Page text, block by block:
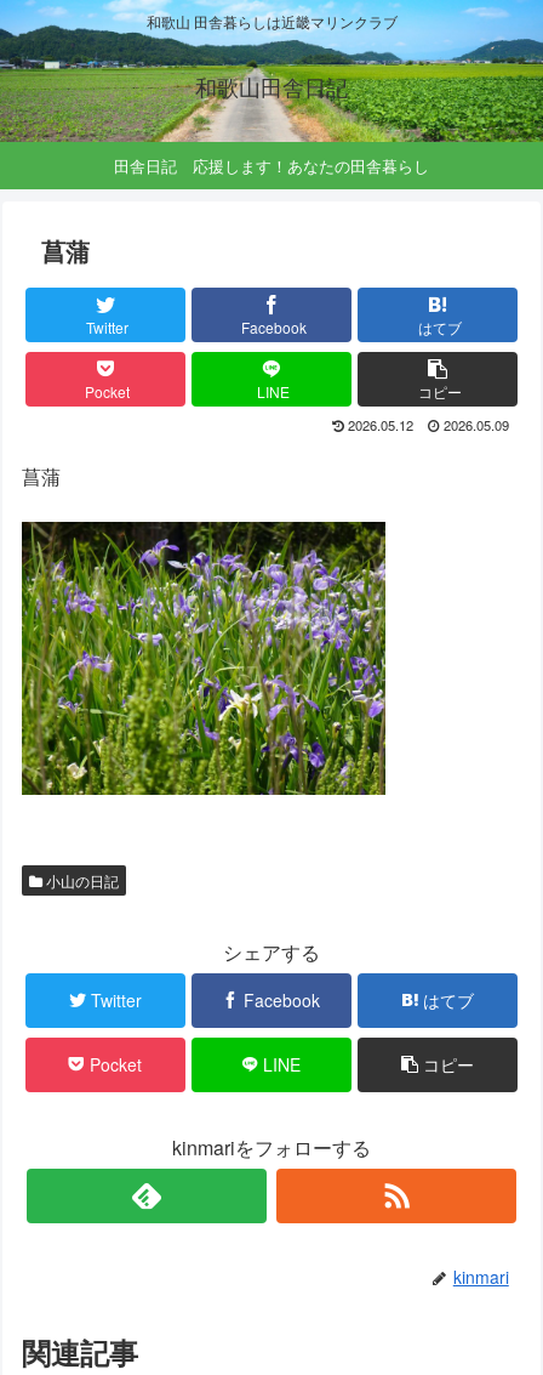
和歌山 田舎暮らしは近畿マリンクラブ
和歌山田舎日記
田舎日記 応援します！あなたの田舎暮らし
菖蒲
Twitter Facebook はてブ
Pocket LINE コピー
2026.05.12 2026.05.09
菖蒲
小山の日記
シェアする
Twitter Facebook はてブ
Pocket LINE コピー
kinmariをフォローする
kinmari
関連記事